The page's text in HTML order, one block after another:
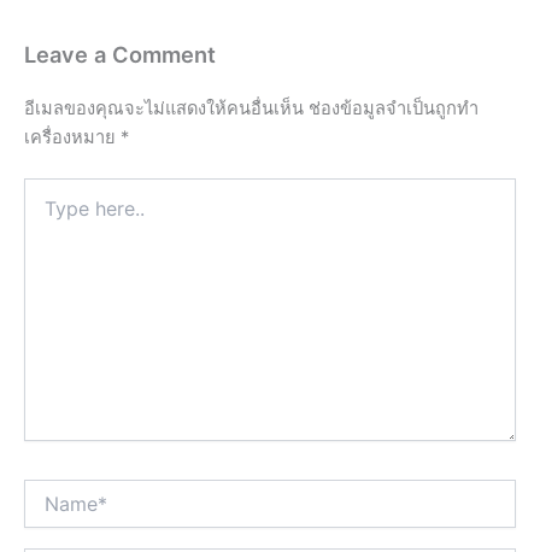
Leave a Comment
อีเมลของคุณจะไม่แสดงให้คนอื่นเห็น ช่องข้อมูลจำเป็นถูกทำ
เครื่องหมาย *
here..